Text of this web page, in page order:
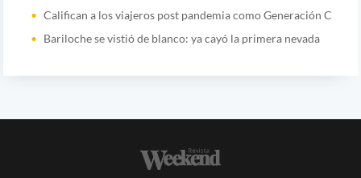
Califican a los viajeros post pandemia como Generación C
Bariloche se vistió de blanco: ya cayó la primera nevada